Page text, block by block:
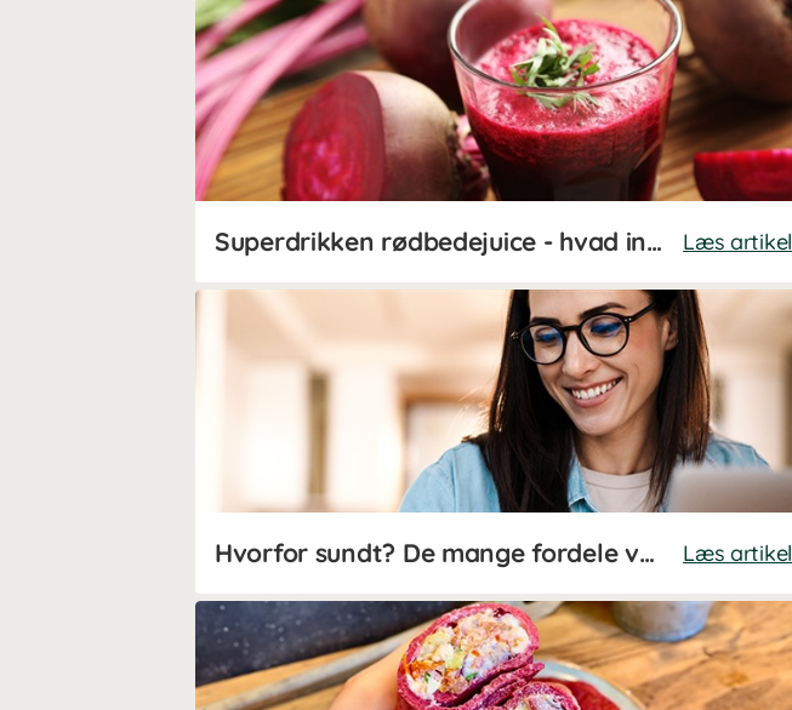
Superdrikken rødbedejuice - hvad indeholder det? Læs artikel
Hvorfor sundt? De mange fordele ved en sundere livsstil Læs artikel